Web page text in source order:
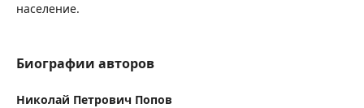
население.
Биографии авторов
Николай Петрович Попов